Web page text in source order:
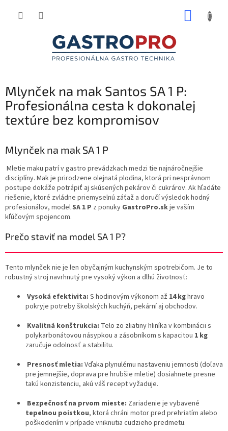
Mlynček na mak Santos SA 1 P:
Profesionálna cesta k dokonalej
textúre bez kompromisov
Mlynček na mak SA 1 P
Mletie maku patrí v gastro prevádzkach medzi tie najnáročnejšie
disciplíny. Mak je prirodzene olejnatá plodina, ktorá pri nesprávnom
postupe dokáže potrápiť aj skúsených pekárov či cukrárov. Ak hľadáte
riešenie, ktoré zvládne priemyselnú záťaž a doručí výsledok hodný
profesionálov, modelSA 1 P z ponuky GastroPro.skje vaším
kľúčovým spojencom.
Prečo staviť na model SA 1 P?
Tento mlynček nie je len obyčajným kuchynským spotrebičom. Je to
robustný stroj navrhnutý pre vysoký výkon a dlhú životnosť:
Vysoká efektivita: S hodinovým výkonom až 14 kghravo
pokryje potreby školských kuchýň, pekární aj obchodov.
Kvalitná konštrukcia: Telo zo zliatiny hliníka v kombinácii s
polykarbonátovou násypkou a zásobníkom s kapacitou 1 kg
zaručuje odolnosť a stabilitu.
Presnosť mletia: Vďaka plynulému nastaveniu jemnosti (doľava
pre jemnejšie, doprava pre hrubšie mletie) dosiahnete presne
takú konzistenciu, akú váš recept vyžaduje.
Bezpečnosť na prvom mieste: Zariadenie je vybavené
tepelnou poistkou, ktorá chráni motor pred prehriatím alebo
poškodením v prípade vniknutia cudzieho predmetu.